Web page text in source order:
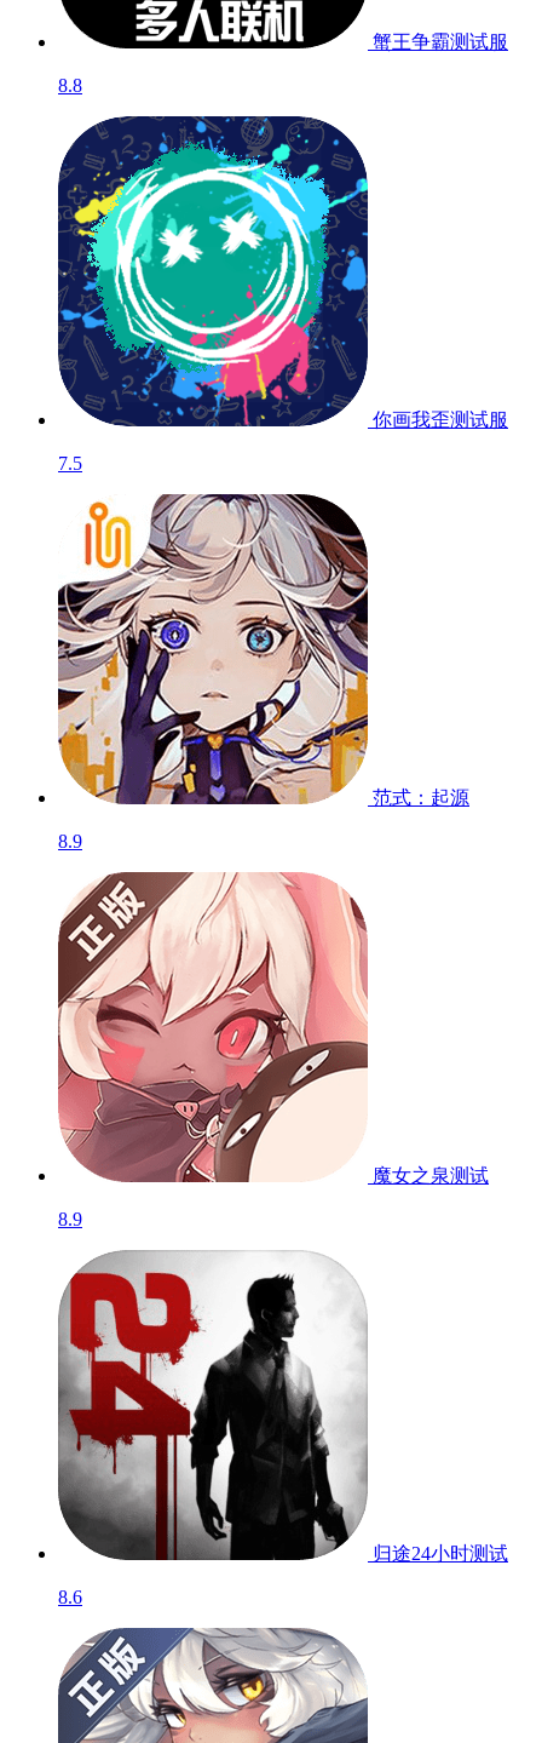
蟹王争霸测试服
8.8
你画我歪测试服
7.5
范式：起源
8.9
魔女之泉测试
8.9
归途24小时测试
8.6